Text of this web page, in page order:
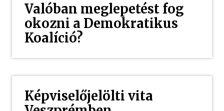
Valóban meglepetést fog
okozni a Demokratikus
Koalíció?
Képviselőjelölti vita